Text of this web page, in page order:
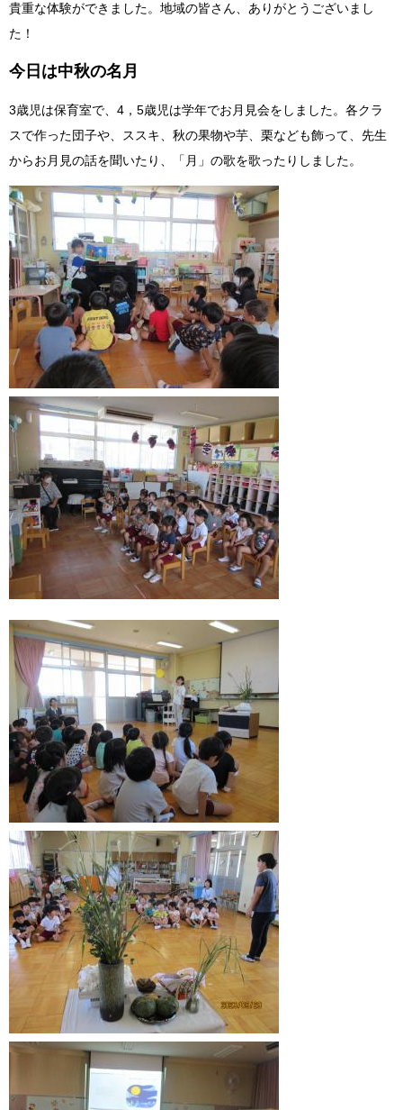
貴重な体験ができました。地域の皆さん、ありがとうございまし
た！
今日は中秋の名月
3歳児は保育室で、4，5歳児は学年でお月見会をしました。各クラ
スで作った団子や、ススキ、秋の果物や芋、栗なども飾って、先生
からお月見の話を聞いたり、「月」の歌を歌ったりしました。